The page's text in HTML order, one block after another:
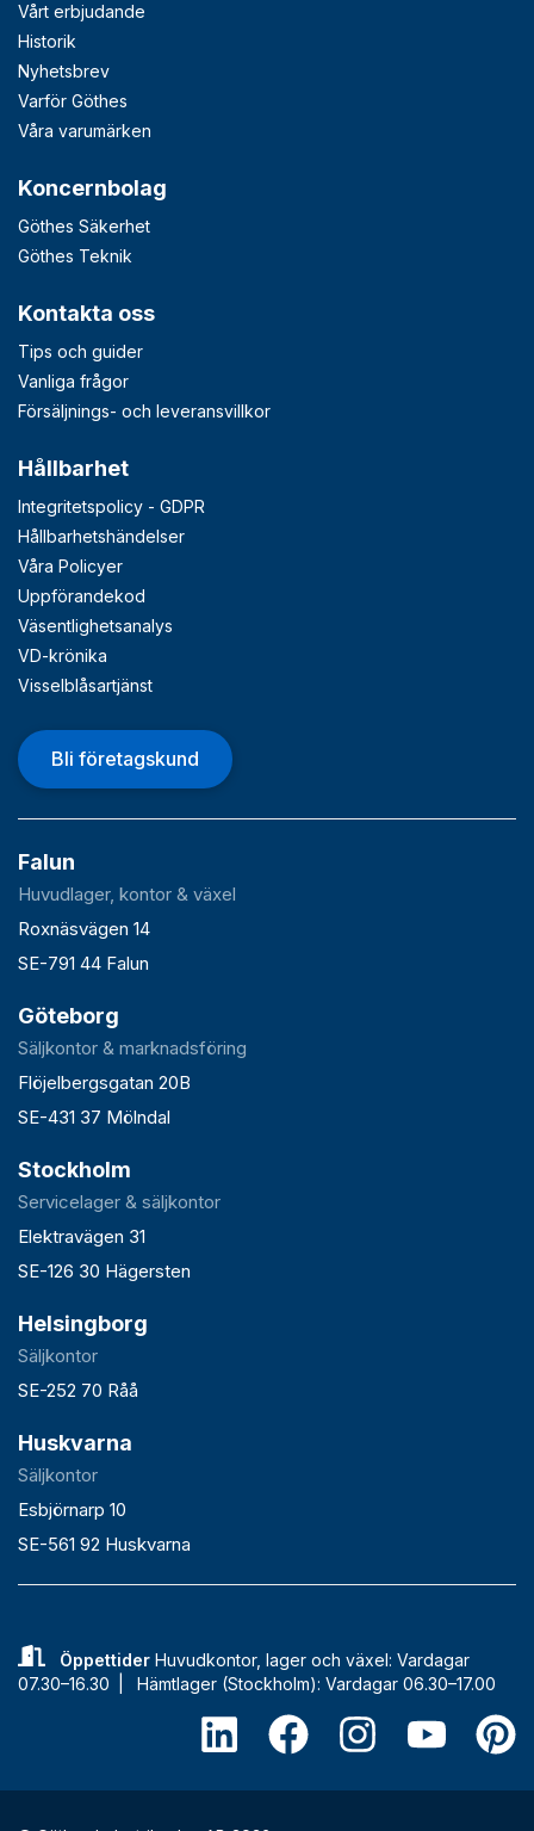
Vårt erbjudande
Historik
Nyhetsbrev
Varför Göthes
Våra varumärken
Koncernbolag
Göthes Säkerhet
Göthes Teknik
Kontakta oss
Tips och guider
Vanliga frågor
Försäljnings- och leveransvillkor
Hållbarhet
Integritetspolicy - GDPR
Hållbarhetshändelser
Våra Policyer
Uppförandekod
Väsentlighetsanalys
VD-krönika
Visselblåsartjänst
Bli företagskund
Falun
Huvudlager, kontor & växel
Roxnäsvägen 14
SE-791 44 Falun
Göteborg
Säljkontor & marknadsföring
Flöjelbergsgatan 20B
SE-431 37 Mölndal
Stockholm
Servicelager & säljkontor
Elektravägen 31
SE-126 30 Hägersten
Helsingborg
Säljkontor
SE-252 70 Råå
Huskvarna
Säljkontor
Esbjörnarp 10
SE-561 92 Huskvarna
ÖppettiderHuvudkontor, lager och växel: Vardagar
07.30–16.30 | Hämtlager (Stockholm): Vardagar 06.30–17.00